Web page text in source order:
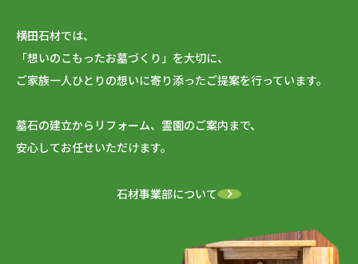
横田石材では、
「想いのこもったお墓づくり」を大切に、
ご家族一人ひとりの想いに寄り添ったご提案を行っています。
墓石の建立からリフォーム、霊園のご案内まで、
安心してお任せいただけます。
石材事業部について